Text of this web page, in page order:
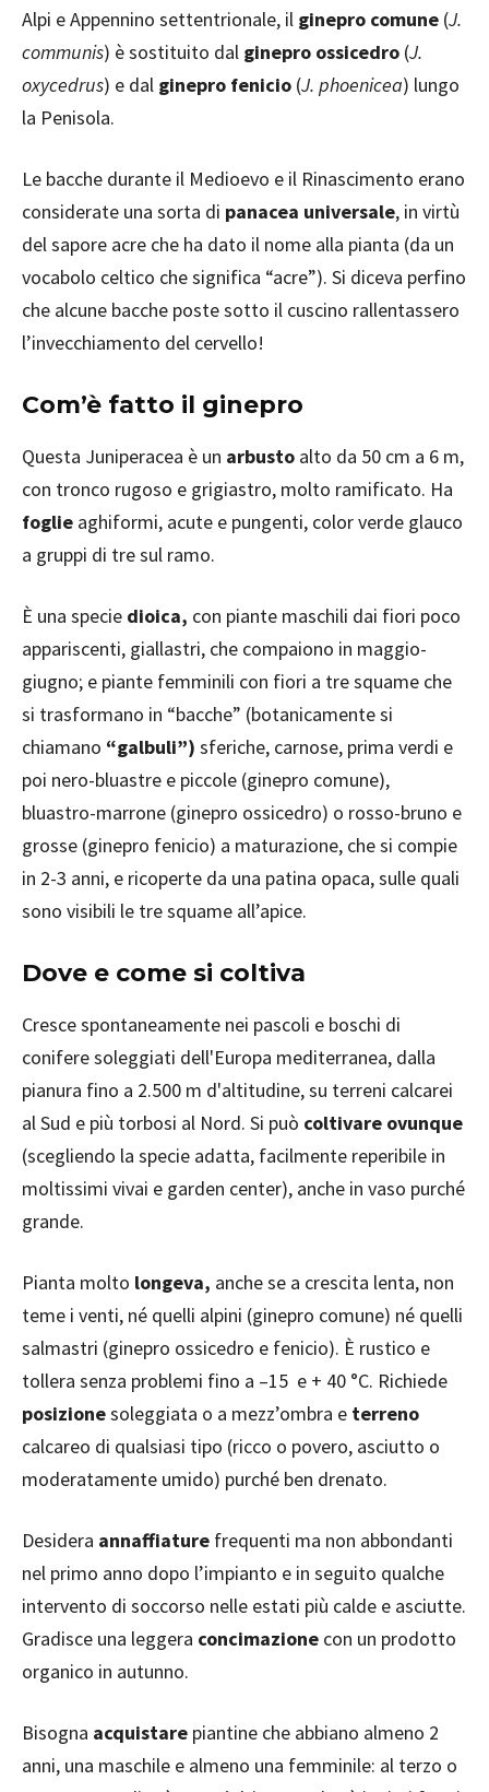
Alpi e Appennino settentrionale, il ginepro comune (J.
communis) è sostituito dal ginepro ossicedro (J.
oxycedrus) e dal ginepro fenicio (J. phoenicea) lungo
la Penisola.
Le bacche durante il Medioevo e il Rinascimento erano
considerate una sorta di panacea universale, in virtù
del sapore acre che ha dato il nome alla pianta (da un
vocabolo celtico che significa “acre”). Si diceva perfino
che alcune bacche poste sotto il cuscino rallentassero
l’invecchiamento del cervello!
Com’è fatto il ginepro
Questa Juniperacea è un arbusto alto da 50 cm a 6 m,
con tronco rugoso e grigiastro, molto ramificato. Ha
foglie aghiformi, acute e pungenti, color verde glauco
a gruppi di tre sul ramo.
È una specie dioica, con piante maschili dai fiori poco
appariscenti, giallastri, che compaiono in maggio-
giugno; e piante femminili con fiori a tre squame che
si trasformano in “bacche” (botanicamente si
chiamano “galbuli”) sferiche, carnose, prima verdi e
poi nero-bluastre e piccole (ginepro comune),
bluastro-marrone (ginepro ossicedro) o rosso-bruno e
grosse (ginepro fenicio) a maturazione, che si compie
in 2-3 anni, e ricoperte da una patina opaca, sulle quali
sono visibili le tre squame all’apice.
Dove e come si coltiva
Cresce spontaneamente nei pascoli e boschi di
conifere soleggiati dell'Europa mediterranea, dalla
pianura fino a 2.500 m d'altitudine, su terreni calcarei
al Sud e più torbosi al Nord. Si può coltivare ovunque
(scegliendo la specie adatta, facilmente reperibile in
moltissimi vivai e garden center), anche in vaso purché
grande.
Pianta molto longeva, anche se a crescita lenta, non
teme i venti, né quelli alpini (ginepro comune) né quelli
salmastri (ginepro ossicedro e fenicio). È rustico e
tollera senza problemi fino a –15 e + 40 °C. Richiede
posizionesoleggiata o a mezz’ombra e terreno
calcareo di qualsiasi tipo (ricco o povero, asciutto o
moderatamente umido) purché ben drenato.
Desidera annaffiature frequenti ma non abbondanti
nel primo anno dopo l’impianto e in seguito qualche
intervento di soccorso nelle estati più calde e asciutte.
Gradisce una leggera concimazione con un prodotto
organico in autunno.
Bisogna acquistare piantine che abbiano almeno 2
anni, una maschile e almeno una femminile: al terzo o